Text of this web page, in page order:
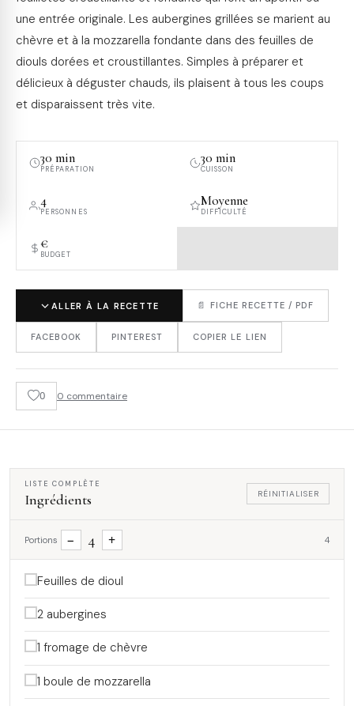
une entrée originale. Les aubergines grillées se marient au
chèvre et à la mozzarella fondante dans des feuilles de
diouls dorées et croustillantes. Simples à préparer et
délicieux à déguster chauds, ils plaisent à tous les coups
et disparaissent très vite.
30 min
PRÉPARATION
30 min
CUISSON
4
PERSONNES
Moyenne
DIFFICULTÉ
€
BUDGET
ALLER À LA RECETTE 📄 FICHE RECETTE / PDF
FACEBOOK PINTEREST COPIER LE LIEN
0 0 commentaire
LISTE COMPLÈTE
Ingrédients RÉINITIALISER
Portions − 4 + 4
Feuilles de dioul
2 aubergines
1 fromage de chèvre
1 boule de mozzarella